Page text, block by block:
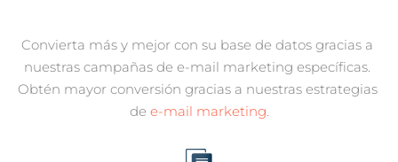
Convierta más y mejor con su base de datos gracias a
nuestras campañas de e-mail marketing específicas.
Obtén mayor conversión gracias a nuestras estrategias
de e-mail marketing.